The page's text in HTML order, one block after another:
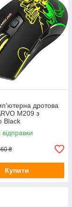
дротова
M209 з
Black
₴
Купити